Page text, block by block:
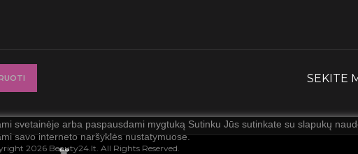
svetainėje arba paspausdami mygtuką Sutinku Jūs sutinkate su slapukų
savo interneto naršyklės nustatymuose.
SEKITE
2026 Beauty24.lt. All Rights Reserved.